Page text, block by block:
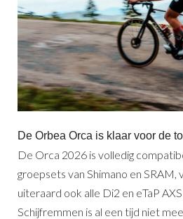
De Orbea Orca is klaar voor de
De Orca 2026 is volledig
groepsets van Shimano en SRAM,
uiteraard ook alle Di2 en eTaP
Schijfremmen is al een tijd niet